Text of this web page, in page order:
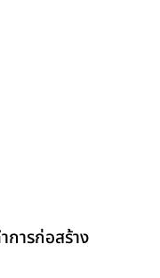
ารก่อสร้าง